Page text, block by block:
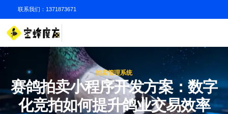
联系我们：1371873671
拍卖管理系统
赛鸽拍卖小程序开发方案：数字
化竞拍如何提升鸽业交易效率